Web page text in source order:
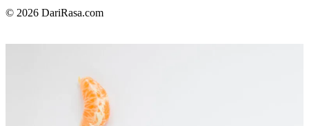
© 2026 DariRasa.com